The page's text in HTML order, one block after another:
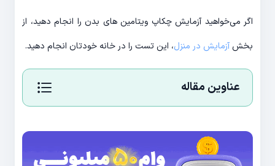
اگر می‌خواهید آزمایش چکاپ ویتامین های بدن را انجام دهید، از
بخش آزمایش در منزل، این تست را در خانه خودتان انجام دهید.
عناوین مقاله